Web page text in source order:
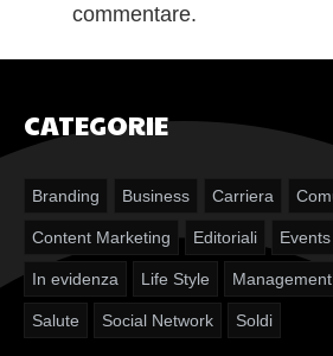
del lavoro, o nella speranza di
basso costo senza considerare il
social e ben altro! LinkedIn® è
più potente in assoluto che
professionali e sviluppare le
costo. Sul mio nuovo blog
Come usare Linkedin Per
promozione di se stessi! Vuoi
tua attività? Vuoi trovare
commentare.
CATEGORIE
Branding Business Carriera
Content Marketing Editoriali Events
In evidenza Life Style Management
Salute Social Network Soldi